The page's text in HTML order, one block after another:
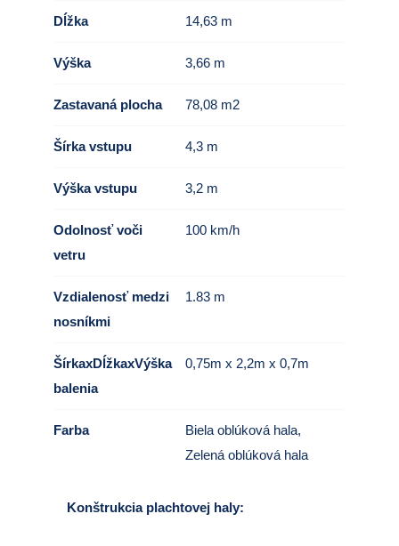
Dĺžka 14,63 m
Výška 3,66 m
Zastavaná plocha 78,08 m2
Šírka vstupu 4,3 m
Výška vstupu 3,2 m
Odolnosť voči
vetru
100 km/h
Vzdialenosť medzi
nosníkmi
1.83 m
ŠírkaxDĺžkaxVýška
balenia
0,75m x 2,2m x 0,7m
Farba Biela oblúková hala,
Zelená oblúková hala
Konštrukcia plachtovej haly: